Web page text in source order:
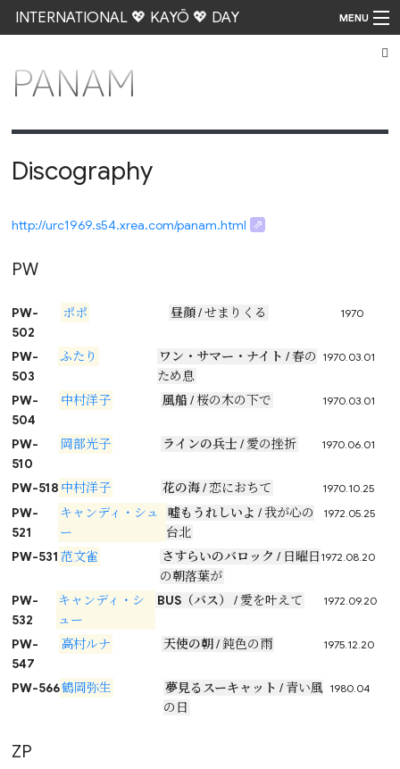
INTERNATIONAL 💖 KAYŌ 💖 DAY MENU
PANAM
Discography
http://urc1969.s54.xrea.com/panam.html
PW
PW-
502
ポポ 昼顔/ せまりくる 1970
PW-
503
ふたり ワン・サマー・ナイト / 春の
ため息
1970.03.01
PW-
504
中村洋子 風船/ 桜の木の下で 1970.03.01
PW-
510
岡部光子 ラインの兵士 / 愛の挫折 1970.06.01
PW-518 中村洋子 花の海/ 恋におちて 1970.10.25
PW-
521
キャンディ・シュ
ー
嘘もうれしいよ / 我が心の
台北
1972.05.25
PW-531 范文雀 さすらいのバロック / 日曜日
の朝落葉が
1972.08.20
PW-
532
キャンディ・シ
ュー
BUS（バス） / 愛を叶えて 1972.09.20
PW-
547
高村ルナ 天使の朝/ 鈍色の雨 1975.12.20
PW-566鶴岡弥生 夢見るスーキャット / 青い風
の日
1980.04
ZP